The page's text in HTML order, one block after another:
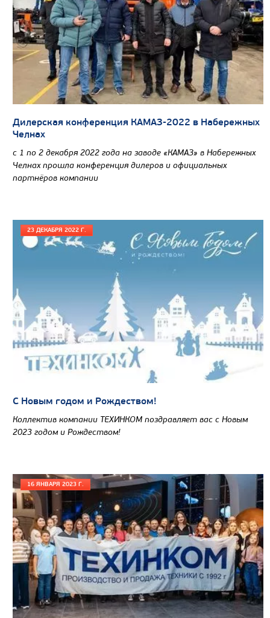
Дилерская конференция КАМАЗ-2022 в Набережных
Челнах
с 1 по 2 декабря 2022 года на заводе «КАМАЗ» в Набережных
Челнах прошла конференция дилеров и официальных
партнёров компании
23 ДЕКАБРЯ 2022 Г.
С Новым годом и Рождеством!
Коллектив компании ТЕХИНКОМ поздравляет вас с Новым
2023 годом и Рождеством!
16 ЯНВАРЯ 2023 Г.